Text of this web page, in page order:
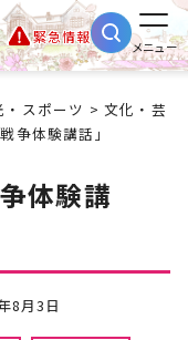
緊急情報
メニュー
スポーツ >文化・芸
争体験講話」
体験講
8月3日